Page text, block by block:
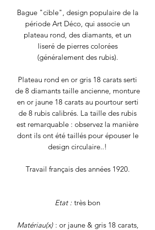
Bague "cible", design populaire de la
période Art Déco, qui associe un
plateau rond, des diamants, et un
liseré de pierres colorées
(généralement des rubis).
Plateau rond en or gris 18 carats serti
de 8 diamants taille ancienne, monture
en or jaune 18 carats au pourtour serti
de 8 rubis calibrés. La taille des rubis
est remarquable : observez la manière
dont ils ont été taillés pour épouser le
design circulaire..!
Travail français des années 1920.
Etat : très bon
Matériau(x): or jaune & gris 18 carats,